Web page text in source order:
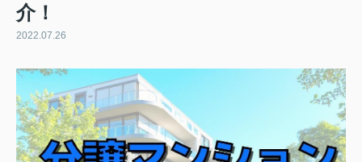
介！
2022.07.26